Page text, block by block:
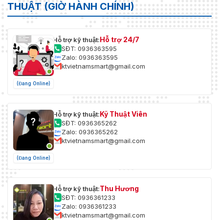
THUẬT (GIỜ HÀNH CHÍNH)
(Đang Online)
Hỗ trợ kỹ thuật:Hỗ trợ 24/7
SĐT: 0936363595
Zalo: 0936363595
ktvietnamsmart@gmail.com
(Đang Online)
Hỗ trợ kỹ thuật:Kỹ Thuật Viên
SĐT: 0936365262
Zalo: 0936365262
ktvietnamsmart@gmail.com
Hỗ trợ kỹ thuật:Thu Hương
SĐT: 0936361233
Zalo: 0936361233
ktvietnamsmart@gmail.com